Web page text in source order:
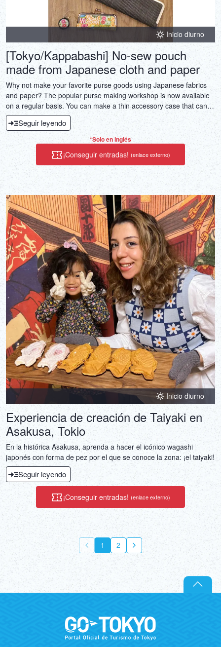
Inicio diurno
[Tokyo/Kappabashi] No-sew pouch
made from Japanese cloth and paper
Why not make your favorite purse goods using Japanese fabrics
and paper? The popular purse making workshop is now available
on a regular basis. You can make a thin accessory case that can
also be used as a card case, a seal case, a pen case, or a glasses
case, as well as a small purse, all without sewing.
Seguir leyendo
*Solo en inglés
¡Conseguir entradas! (enlace externo)
Inicio diurno
Experiencia de creación de Taiyaki en
Asakusa, Tokio
En la histórica Asakusa, aprenda a hacer el icónico wagashi
japonés con forma de pez por el que se conoce la zona: ¡el taiyaki!
Seguir leyendo
¡Conseguir entradas! (enlace externo)
1 2